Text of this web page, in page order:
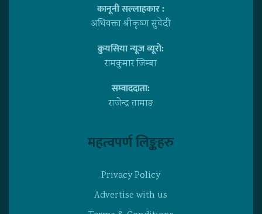
कानूनी सल्लाहकार :
अधिवक्ता श्रीकृष्ण सुवेदी
क्रुयसिया न्यूज व्यूराे:
रामकुमार जिम्बा
सम्वाददाता:
राजेन्द्र तामाङ
महत्वपर्ण लिङ्कहरु
Privacy Policy
Advertise with us